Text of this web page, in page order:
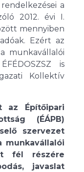
a
2012. évi I.
mennyiben
Ezért az
munkavállalói
is
Kollektív
az Építőipari
(ÉÁPB)
szervezet
munkavállalói
fél részére
javaslat